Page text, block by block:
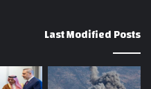
Last Modified Posts